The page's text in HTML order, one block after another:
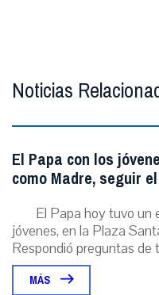
Noticias
El Papa con los
como Madre, seguir
El Papa hoy tuvo un
jóvenes, en la Plaza
Respondió preguntas de
MÁS